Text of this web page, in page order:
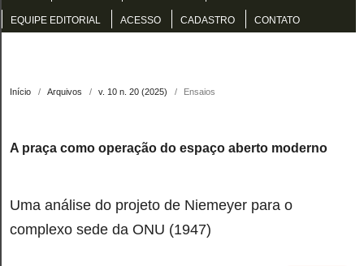
EQUIPE EDITORIAL ACESSO CADASTRO CONTATO
Início / Arquivos / v. 10 n. 20 (2025) / Ensaios
A praça como operação do espaço aberto moderno
Uma análise do projeto de Niemeyer para o
complexo sede da ONU (1947)